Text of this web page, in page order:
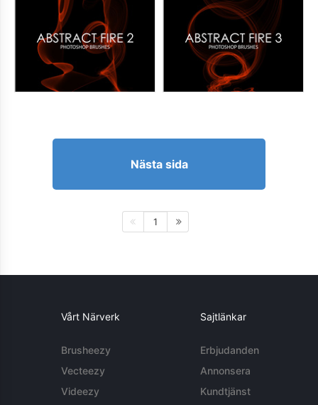
Nästa sida
1
Vårt Närverk
Brusheezy
Vecteezy
Videezy
Sajtlänkar
Erbjudanden
Annonsera
Kundtjänst